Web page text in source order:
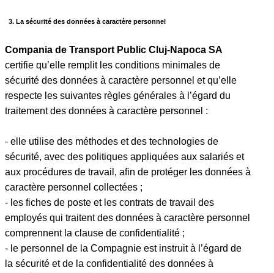
3. La sécurité des données à caractère personnel
Compania de Transport Public Cluj-Napoca SA
certifie qu’elle remplit les conditions minimales de
sécurité des données à caractère personnel et qu’elle
respecte les suivantes règles générales à l’égard du
traitement des données à caractère personnel :
- elle utilise des méthodes et des technologies de
sécurité, avec des politiques appliquées aux salariés et
aux procédures de travail, afin de protéger les données à
caractère personnel collectées ;
- les fiches de poste et les contrats de travail des
employés qui traitent des données à caractère personnel
comprennent la clause de confidentialité ;
- le personnel de la Compagnie est instruit à l’égard de
la sécurité et de la confidentialité des données à